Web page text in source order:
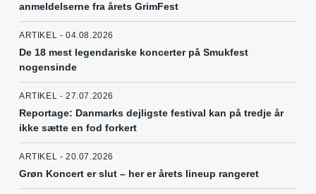
anmeldelserne fra årets GrimFest
ARTIKEL - 04.08.2026
De 18 mest legendariske koncerter på Smukfest
nogensinde
ARTIKEL - 27.07.2026
Reportage: Danmarks dejligste festival kan på tredje år
ikke sætte en fod forkert
ARTIKEL - 20.07.2026
Grøn Koncert er slut – her er årets lineup rangeret